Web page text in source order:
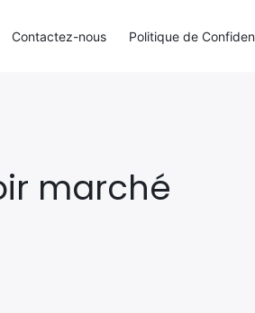
marché
Contactez-nous Politique de